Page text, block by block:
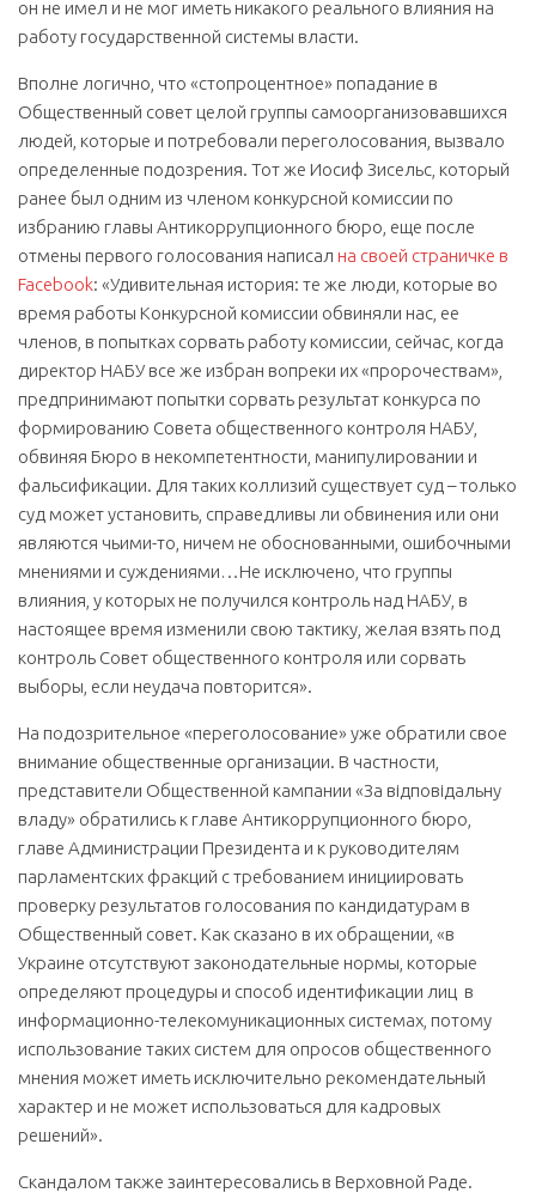
он не имел и не мог иметь никакого реального влияния на
работу государственной системы власти.
Вполне логично, что «стопроцентное» попадание в
Общественный совет целой группы самоорганизовавшихся
людей, которые и потребовали переголосования, вызвало
определенные подозрения. Тот же Иосиф Зисельс, который
ранее был одним из членом конкурсной комиссии по
избранию главы Антикоррупционного бюро, еще после
отмены первого голосования написал на своей страничке в
Facebook: «Удивительная история: те же люди, которые во
время работы Конкурсной комиссии обвиняли нас, ее
членов, в попытках сорвать работу комиссии, сейчас, когда
директор НАБУ все же избран вопреки их «пророчествам»,
предпринимают попытки сорвать результат конкурса по
формированию Совета общественного контроля НАБУ,
обвиняя Бюро в некомпетентности, манипулировании и
фальсификации. Для таких коллизий существует суд – только
суд может установить, справедливы ли обвинения или они
являются чьими-то, ничем не обоснованными, ошибочными
мнениями и суждениями…Не исключено, что группы
влияния, у которых не получился контроль над НАБУ, в
настоящее время изменили свою тактику, желая взять под
контроль Совет общественного контроля или сорвать
выборы, если неудача повторится».
На подозрительное «переголосование» уже обратили свое
внимание общественные организации. В частности,
представители Общественной кампании «За відповідальну
владу» обратились к главе Антикоррупционного бюро,
главе Администрации Президента и к руководителям
парламентских фракций с требованием инициировать
проверку результатов голосования по кандидатурам в
Общественный совет. Как сказано в их обращении, «в
Украине отсутствуют законодательные нормы, которые
определяют процедуры и способ идентификации лиц в
информационно-телекомуникационных системах, потому
использование таких систем для опросов общественного
мнения может иметь исключительно рекомендательный
характер и не может использоваться для кадровых
решений».
Скандалом также заинтересовались в Верховной Раде.